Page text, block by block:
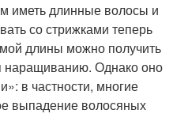
иметь длинные волосы и
со стрижками теперь
длины можно получить
наращиванию. Однако оно
в частности, многие
выпадение волосяных